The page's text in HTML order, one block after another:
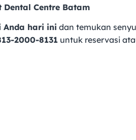
Centre Batam
Anda hari ini dan temukan
2000-8131 untuk reservasi